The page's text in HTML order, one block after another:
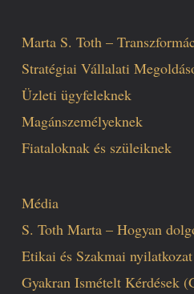
Marta S. Toth –
Stratégiai Vállalati
Üzleti ügyfeleknek
Magánszemélyeknek
Fiataloknak és szüleiknek
Média
S. Toth Marta – Hogyan
Etikai és Szakmai nyilatkozat
Gyakran Ismételt Kérdések